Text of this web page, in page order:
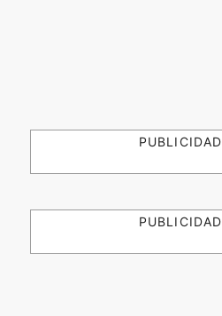
PUBLICIDAD
PUBLICIDAD